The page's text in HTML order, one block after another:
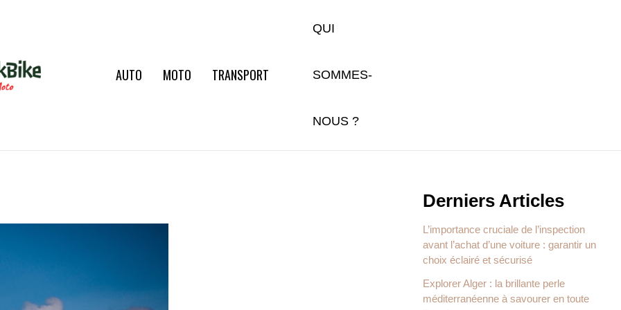
AUTO MOTO TRANSPORT
QUI
SOMMES-
NOUS ?
Derniers Articles
L’importance cruciale de l’inspection
avant l’achat d’une voiture : garantir un
choix éclairé et sécurisé
Explorer Alger : la brillante perle
méditerranéenne à savourer en toute